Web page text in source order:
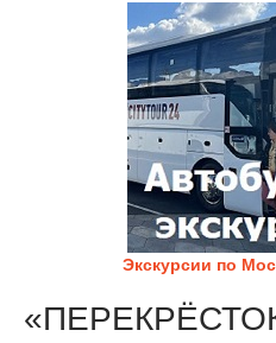
Экскурсии по